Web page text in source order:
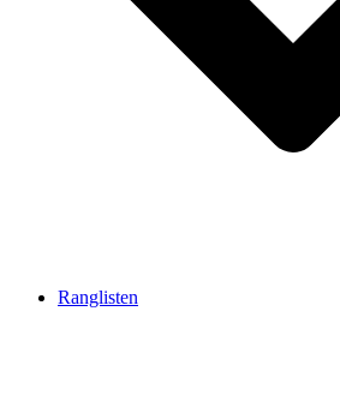
Ranglisten